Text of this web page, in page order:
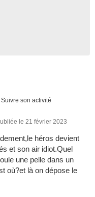
Suivre son activité
le 21 février 2023
héros devient
et son air idiot.Quel
une pelle dans un
où?et là on dépose le